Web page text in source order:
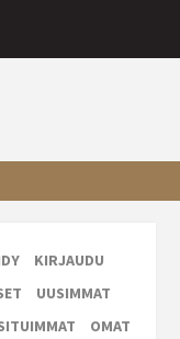
KIRJAUDU
UUSIMMAT
OMAT